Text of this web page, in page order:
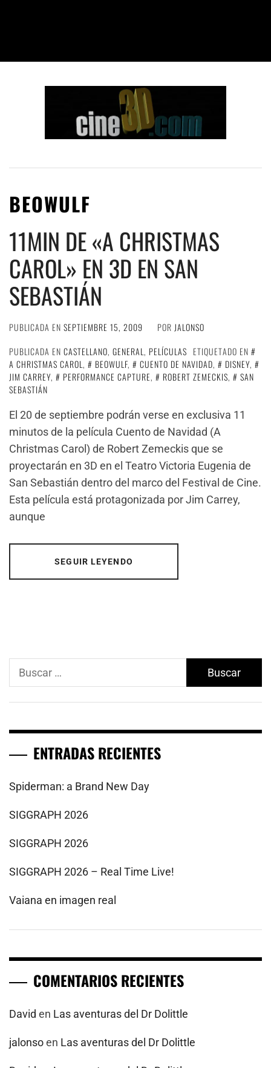
BEOWULF
11MIN DE «A CHRISTMAS
CAROL» EN 3D EN SAN
SEBASTIÁN
PUBLICADA EN SEPTIEMBRE 15, 2009 POR JALONSO
PUBLICADA EN CASTELLANO, GENERAL, PELÍCULAS ETIQUETADO EN
A CHRISTMAS CAROL, BEOWULF, CUENTO DE NAVIDAD, DISNEY,
JIM CARREY, PERFORMANCE CAPTURE, ROBERT ZEMECKIS,
SAN
SEBASTIÁN
El 20 de septiembre podrán verse en exclusiva 11
minutos de la película Cuento de Navidad (A
Christmas Carol) de Robert Zemeckis que se
proyectarán en 3D en el Teatro Victoria Eugenia de
San Sebastián dentro del marco del Festival de Cine.
Esta película está protagonizada por Jim Carrey,
aunque
SEGUIR LEYENDO
Buscar:
ENTRADAS RECIENTES
Spiderman: a Brand New Day
SIGGRAPH 2026
SIGGRAPH 2026
SIGGRAPH 2026 – Real Time Live!
Vaiana en imagen real
COMENTARIOS RECIENTES
David en Las aventuras del Dr Dolittle
jalonsoen Las aventuras del Dr Dolittle